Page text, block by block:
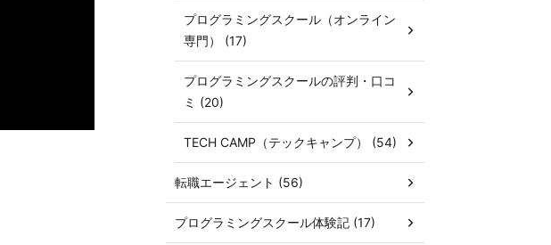
プログラミングスクール（オンライン
専門） (17)
プログラミングスクールの評判・口コ
ミ (20)
TECH CAMP（テックキャンプ） (54)
転職エージェント (56)
プログラミングスクール体験記 (17)